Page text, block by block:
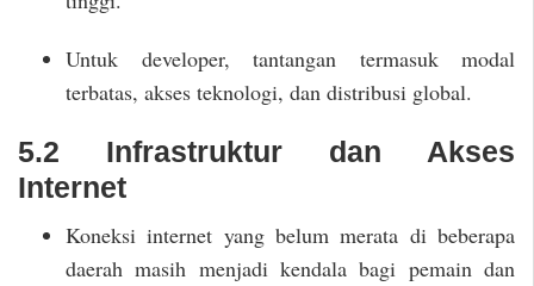
Untuk developer, tantangan termasuk modal
terbatas, akses teknologi, dan distribusi global.
5.2 Infrastruktur dan Akses
Internet
Koneksi internet yang belum merata di beberapa
daerah masih menjadi kendala bagi pemain dan